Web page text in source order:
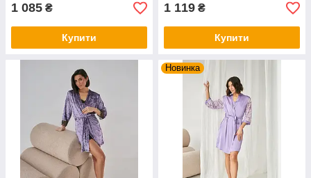
1 085 ₴
Купити
1 119 ₴
Купити
Новинка